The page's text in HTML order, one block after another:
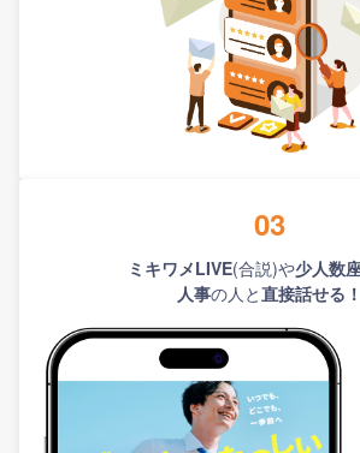
03
ミキワメLIVE(合説)や少人数
人事の人と直接話せる！